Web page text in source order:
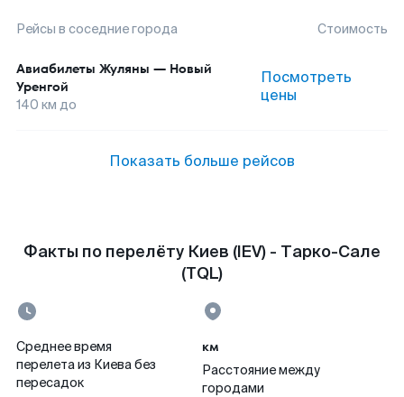
Рейсы в соседние города Стоимость
Авиабилеты Жуляны — Новый
Уренгой
140 км до
Посмотреть
цены
Показать больше рейсов
Факты по перелёту Киев (IEV) - Тарко-Сале
(TQL)
Среднее время
перелета из Киева без
пересадок
км
Расстояние между
городами